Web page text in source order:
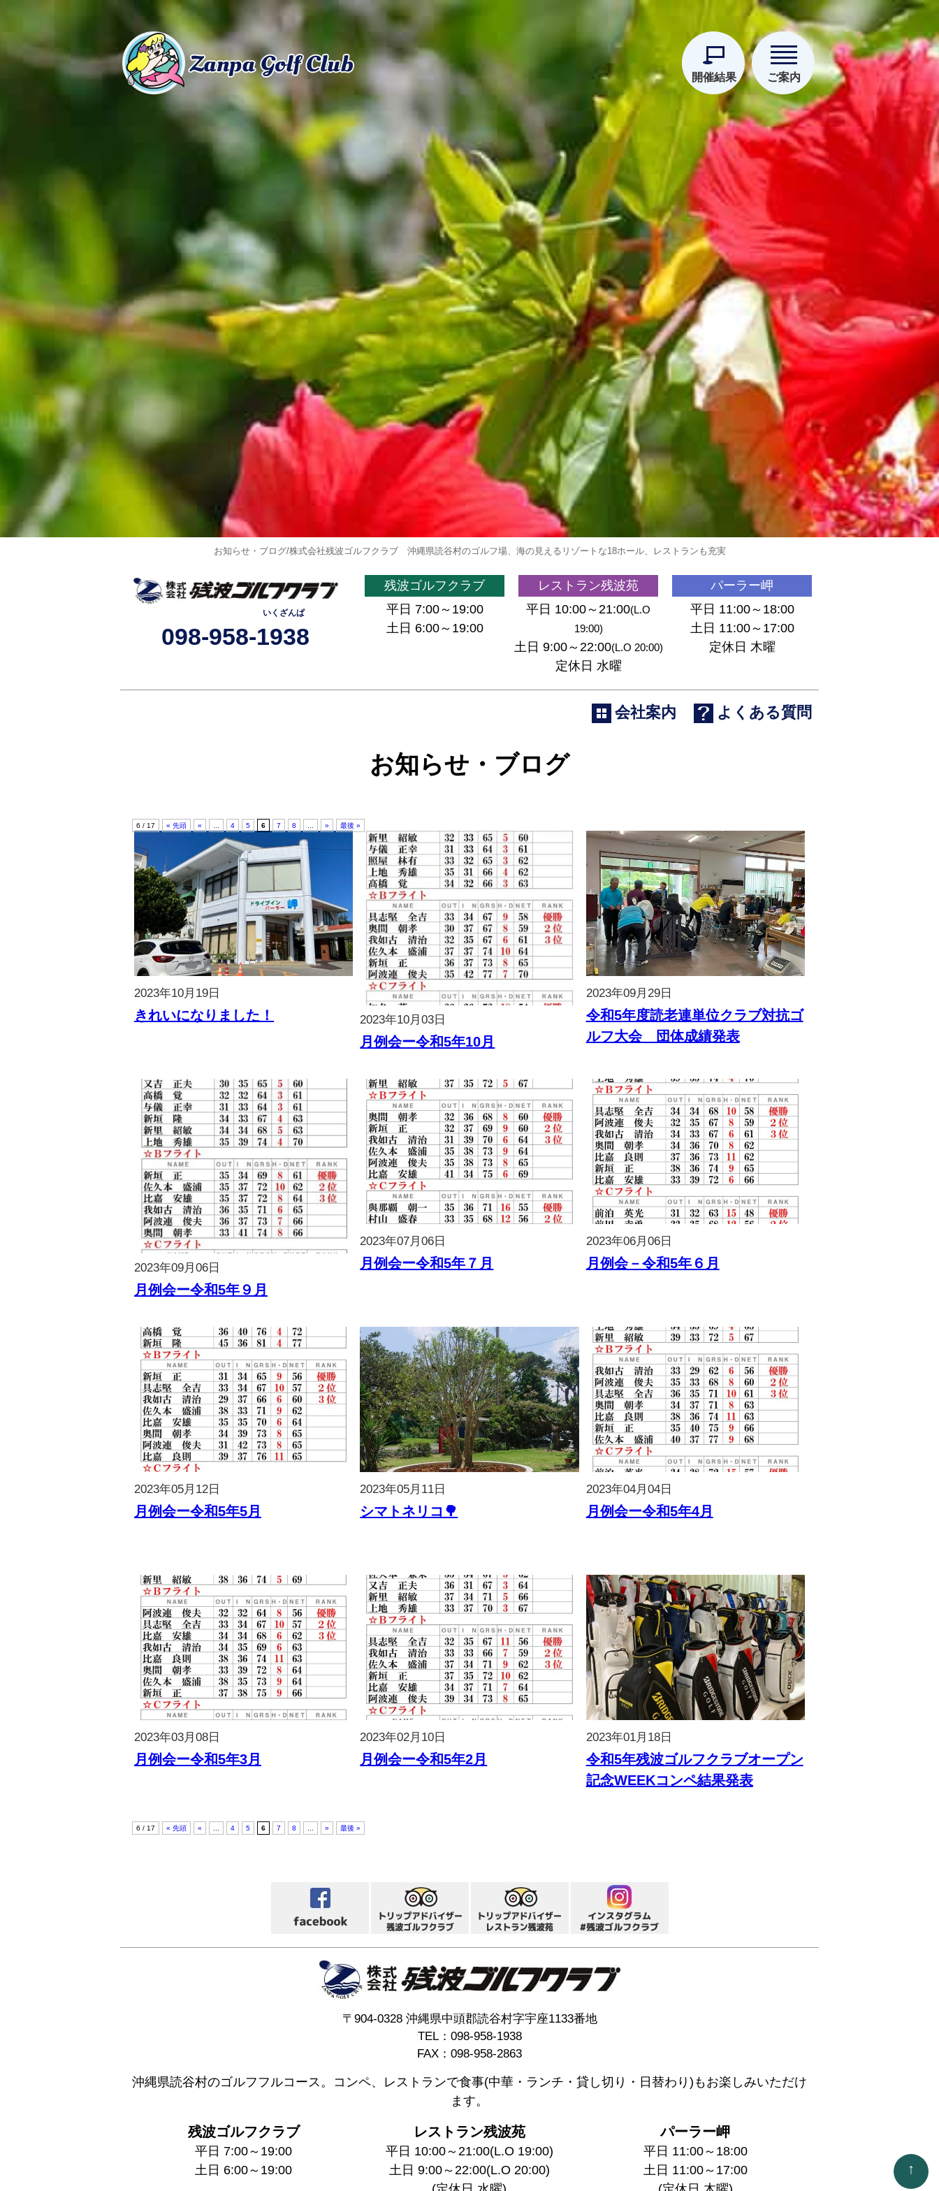
開催結果 ご案内
お知らせ・ブログ/株式会社残波ゴルフクラブ 沖縄県読谷村のゴルフ場、海の見えるリゾートな18ホール、レストランも充実
いくざんぱ
098-958-1938
残波ゴルフクラブ
平日 7:00～19:00
土日 6:00～19:00
レストラン残波苑
平日 10:00～21:00(L.O
19:00)
土日 9:00～22:00(L.O 20:00)
定休日 水曜
パーラー岬
平日 11:00～18:00
土日 11:00～17:00
定休日 木曜
よくある質問
会社案内
お知らせ・ブログ
6 / 17 « 先頭 « 4 5 6 7 8 » 最後 »
2023年10月19日
きれいになりました！ 2023年10月03日
月例会ー令和5年10月
2023年09月29日
令和5年度読老連単位クラブ対抗ゴ
ルフ大会 団体成績発表
2023年09月06日
月例会ー令和5年９月
2023年07月06日
月例会ー令和5年７月
2023年06月06日
月例会－令和5年６月
2023年05月12日
月例会ー令和5年5月
2023年05月11日
シマトネリコ🌳
2023年04月04日
月例会ー令和5年4月
2023年03月08日
月例会ー令和5年3月
2023年02月10日
月例会ー令和5年2月
2023年01月18日
令和5年残波ゴルフクラブオープン
記念WEEKコンペ結果発表
6 / 17 « 先頭 « 4 5 6 7 8 » 最後 »
〒904-0328 沖縄県中頭郡読谷村字宇座1133番地
TEL：098-958-1938
FAX：098-958-2863
沖縄県読谷村のゴルフフルコース。コンペ、レストランで食事(中華・ランチ・貸し切り・日替わり)もお楽しみいただけ
ます。
残波ゴルフクラブ
平日 7:00～19:00
土日 6:00～19:00
レストラン残波苑
平日 10:00～21:00(L.O 19:00)
土日 9:00～22:00(L.O 20:00)
パーラー岬
平日 11:00～18:00
土日 11:00～17:00
↑